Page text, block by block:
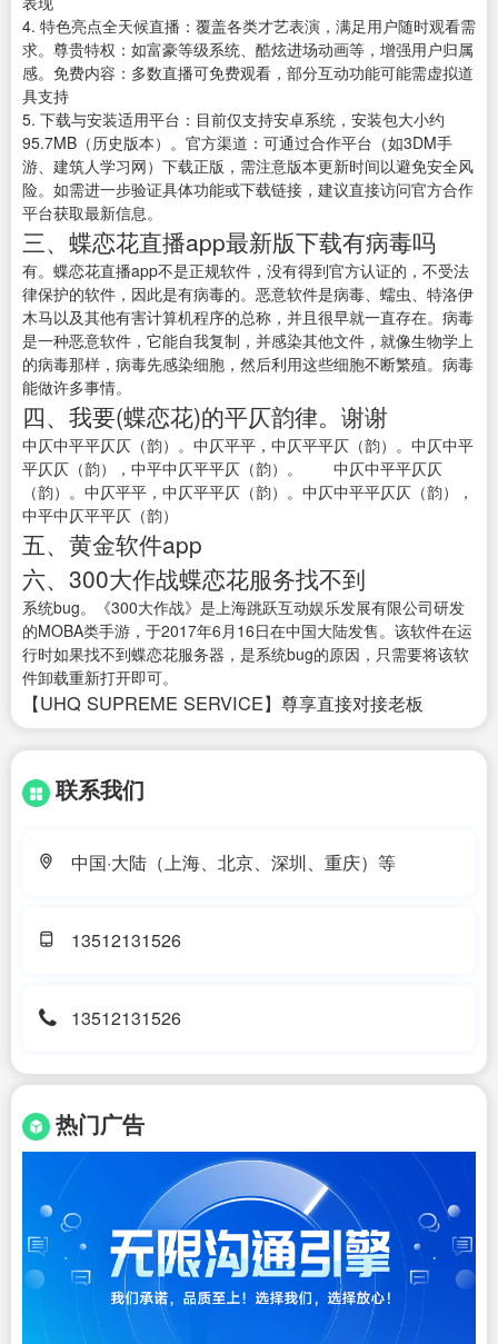
4. 特色亮点全天候直播：覆盖各类才艺表演，满足用户随时观看需
求。尊贵特权：如富豪等级系统、酷炫进场动画等，增强用户归属
感。免费内容：多数直播可免费观看，部分互动功能可能需虚拟道
具支持
5. 下载与安装适用平台：目前仅支持安卓系统，安装包大小约
95.7MB（历史版本）。官方渠道：可通过合作平台（如3DM手
游、建筑人学习网）下载正版，需注意版本更新时间以避免安全风
险。如需进一步验证具体功能或下载链接，建议直接访问官方合作
平台获取最新信息。
三、蝶恋花直播app最新版下载有病毒吗
有。蝶恋花直播app不是正规软件，没有得到官方认证的，不受法
律保护的软件，因此是有病毒的。恶意软件是病毒、蠕虫、特洛伊
木马以及其他有害计算机程序的总称，并且很早就一直存在。病毒
是一种恶意软件，它能自我复制，并感染其他文件，就像生物学上
的病毒那样，病毒先感染细胞，然后利用这些细胞不断繁殖。病毒
能做许多事情。
四、我要(蝶恋花)的平仄韵律。谢谢
中仄中平平仄仄（韵）。中仄平平，中仄平平仄（韵）。中仄中平
平仄仄（韵），中平中仄平平仄（韵）。 中仄中平平仄仄
（韵）。中仄平平，中仄平平仄（韵）。中仄中平平仄仄（韵），
中平中仄平平仄（韵）
五、黄金软件app
六、300大作战蝶恋花服务找不到
系统bug。《300大作战》是上海跳跃互动娱乐发展有限公司研发
的MOBA类手游，于2017年6月16日在中国大陆发售。该软件在运
行时如果找不到蝶恋花服务器，是系统bug的原因，只需要将该软
件卸载重新打开即可。
【UHQ SUPREME SERVICE】尊享直接对接老板
联系我们
中国·大陆（上海、北京、深圳、重庆）等
13512131526
13512131526
热门广告